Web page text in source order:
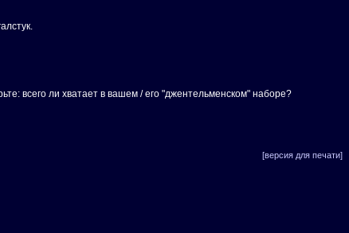
всего ли хватает в вашем / его "джентельменском" наборе?
[версия для печати]